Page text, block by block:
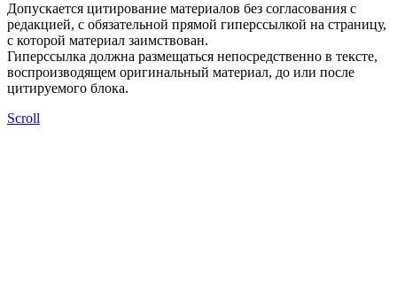
Допускается цитирование материалов без согласования с
редакцией, с обязательной прямой гиперссылкой на страницу,
с которой материал заимствован.
Гиперссылка должна размещаться непосредственно в тексте,
воспроизводящем оригинальный материал, до или после
цитируемого блока.
Scroll